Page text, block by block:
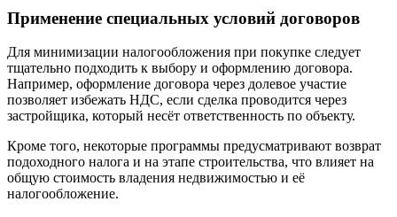
Применение специальных условий договоров
Для минимизации налогообложения при покупке следует
тщательно подходить к выбору и оформлению договора.
Например, оформление договора через долевое участие
позволяет избежать НДС, если сделка проводится через
застройщика, который несёт ответственность по объекту.
Кроме того, некоторые программы предусматривают возврат
подоходного налога и на этапе строительства, что влияет на
общую стоимость владения недвижимостью и её
налогообложение.